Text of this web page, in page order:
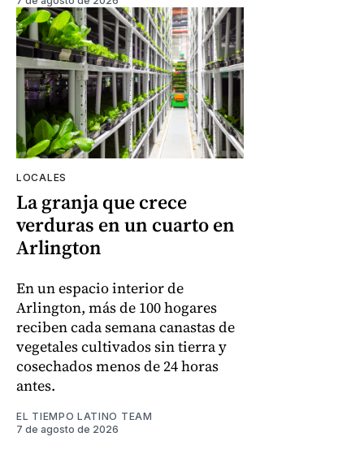
LOCALES
La granja que crece
verduras en un cuarto en
Arlington
En un espacio interior de
Arlington, más de 100 hogares
reciben cada semana canastas de
vegetales cultivados sin tierra y
cosechados menos de 24 horas
antes.
EL TIEMPO LATINO TEAM
7 de agosto de 2026